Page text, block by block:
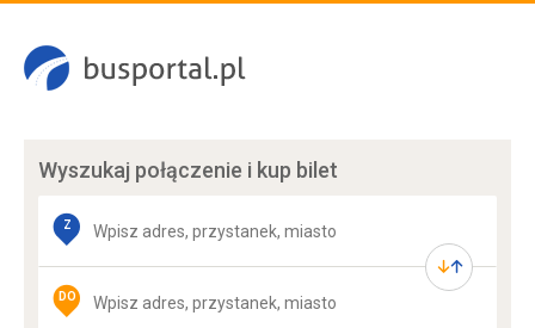
Wyszukaj połączenie i kup bilet
Z
DO